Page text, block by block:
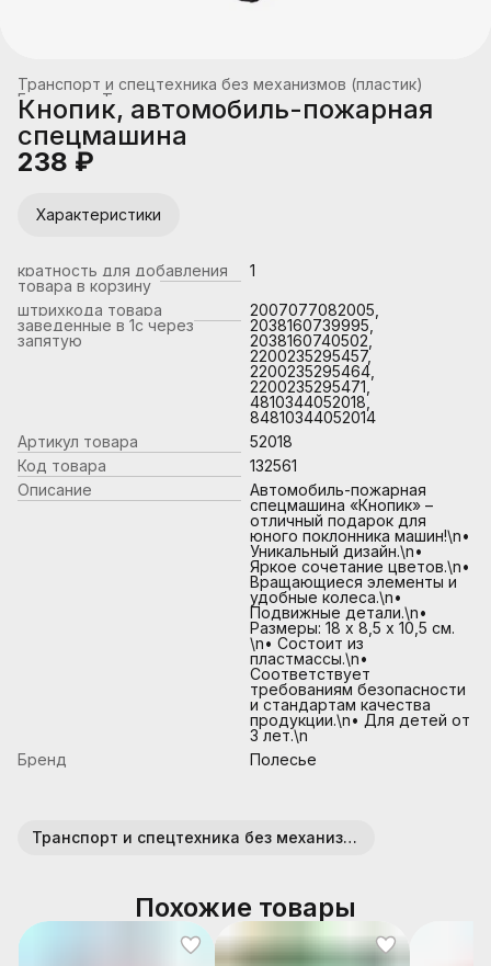
Транспорт и спецтехника без механизмов (пластик)
Транспорт
Главная
Кнопик, автомобиль-пожарная
спецмашина
238 ₽
Характеристики
кратность для добавления
товара в корзину
1
штрихкода товара
заведенные в 1с через
запятую
2007077082005,
2038160739995,
2038160740502,
2200235295457,
2200235295464,
2200235295471,
4810344052018,
84810344052014
Артикул товара
52018
Код товара
132561
Описание
Автомобиль-пожарная
спецмашина «Кнопик» –
отличный подарок для
юного поклонника машин!\n•
Уникальный дизайн.\n•
Яркое сочетание цветов.\n•
Вращающиеся элементы и
удобные колеса.\n•
Подвижные детали.\n•
Размеры: 18 х 8,5 х 10,5 см.
\n• Состоит из
пластмассы.\n•
Соответствует
требованиям безопасности
и стандартам качества
продукции.\n• Для детей от
3 лет.\n
Бренд
Полесье
Транспорт и спецтехника без механизмов (пластик)
Похожие товары